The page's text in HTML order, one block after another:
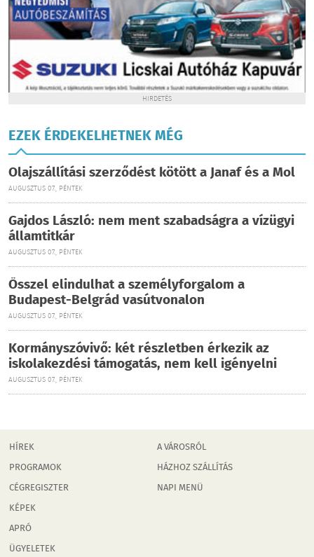
HIRDETÉS
EZEK ÉRDEKELHETNEK MÉG
Olajszállítási szerződést kötött a Janaf és a Mol
AUGUSZTUS 07., PÉNTEK
Gajdos László: nem ment szabadságra a vízügyi
államtitkár
AUGUSZTUS 07., PÉNTEK
Ősszel elindulhat a személyforgalom a
Budapest-Belgrád vasútvonalon
AUGUSZTUS 07., PÉNTEK
Kormányszóvivő: két részletben érkezik az
iskolakezdési támogatás, nem kell igényelni
AUGUSZTUS 07., PÉNTEK
HÍREK
PROGRAMOK
CÉGREGISZTER
KÉPEK
APRÓ
ÜGYELETEK
A VÁROSRÓL
HÁZHOZ SZÁLLÍTÁS
NAPI MENÜ